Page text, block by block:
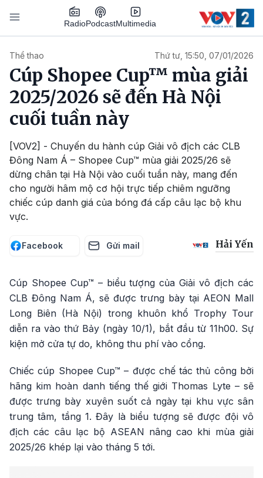
Nhảy đến nội dung
RadioPodcastMultimedia
Thể thao Thứ tư, 15:50, 07/01/2026
Cúp Shopee Cup™ mùa giải
2025/2026 sẽ đến Hà Nội
cuối tuần này
[VOV2] - Chuyến du hành cúp Giải vô địch các CLB
Đông Nam Á – Shopee Cup™ mùa giải 2025/26 sẽ
dừng chân tại Hà Nội vào cuối tuần này, mang đến
cho người hâm mộ cơ hội trực tiếp chiêm ngưỡng
chiếc cúp danh giá của bóng đá cấp câu lạc bộ khu
vực.
Facebook Gửi mail Hải Yến
Cúp Shopee Cup™ – biểu tượng của Giải vô địch các
CLB Đông Nam Á, sẽ được trưng bày tại AEON Mall
Long Biên (Hà Nội) trong khuôn khổ Trophy Tour
diễn ra vào thứ Bảy (ngày 10/1), bắt đầu từ 11h00. Sự
kiện mở cửa tự do, không thu phí vào cổng.
Chiếc cúp Shopee Cup™ – được chế tác thủ công bởi
hãng kim hoàn danh tiếng thế giới Thomas Lyte – sẽ
được trưng bày xuyên suốt cả ngày tại khu vực sân
trung tâm, tầng 1. Đây là biểu tượng sẽ được đội vô
địch các câu lạc bộ ASEAN nâng cao khi mùa giải
2025/26 khép lại vào tháng 5 tới.